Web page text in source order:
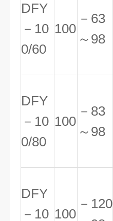
DFY
－10
0/60
100
－63
～98
DFY
－10
0/80
100
－83
～98
DFY
－10 100
－120